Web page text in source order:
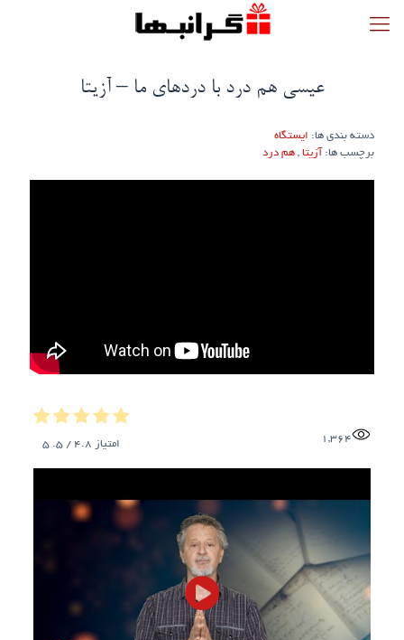
عیسی هم درد با درد‌های ما – آزیتا
دسته بندی ها: ایستگاه
برچسب ها: آزیتا , هم درد
1,364 امتیاز 4.8
/ 5.
5